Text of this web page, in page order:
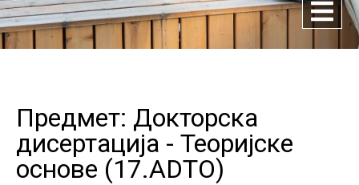
Предмет: Докторска
дисертација - Теоријске
основе (17.ADTO)